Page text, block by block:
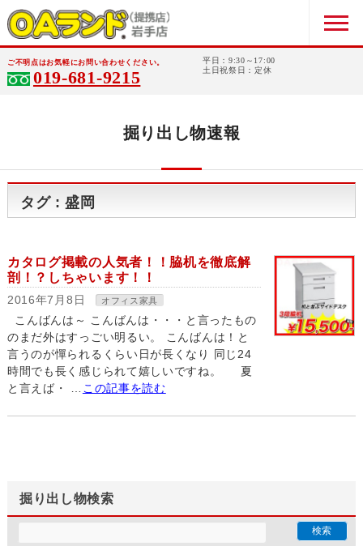
ご不明点はお気軽にお問い合わせください。
019-681-9215
平日：9:30～17:00
土日祝祭日：定休
掘り出し物速報
タグ : 盛岡
カタログ掲載の人気者！！脇机を徹底解
剖！？しちゃいます！！
2016年7月8日 オフィス家具
こんばんは～ こんばんは・・・と言ったもの
のまだ外はすっごい明るい。 こんばんは！と
言うのが憚られるくらい日が長くなり 同じ24
時間でも長く感じられて嬉しいですね。 夏
と言えば・ …
この記事を読む
掘り出し物検索